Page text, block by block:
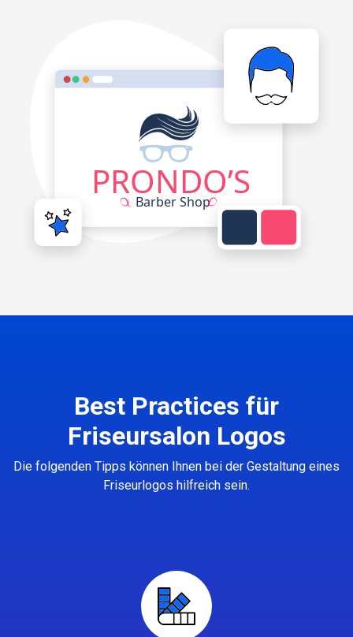
Best Practices für
Friseursalon Logos
Die folgenden Tipps können Ihnen bei der Gestaltung eines
Friseurlogos hilfreich sein.